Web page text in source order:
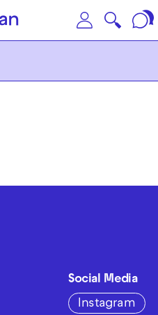
Zum
Social Media
Instagram